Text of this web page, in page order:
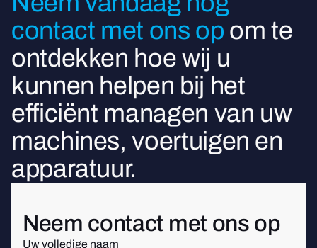
contact met ons op om te
ontdekken hoe wij u
kunnen helpen bij het
efficiënt managen van uw
machines, voertuigen en
apparatuur.
Neem contact met ons op
Uw volledige naam